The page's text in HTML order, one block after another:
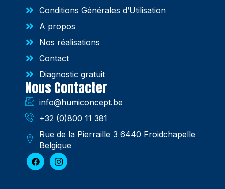
Conditions Générales d’Utilisation
A propos
Nos réalisations
Contact
Diagnostic gratuit
Nous Contacter
info@humiconcept.be
+32 (0)800 11 381
Rue de la Pierraille 3 6440 Froidchapelle
Belgique